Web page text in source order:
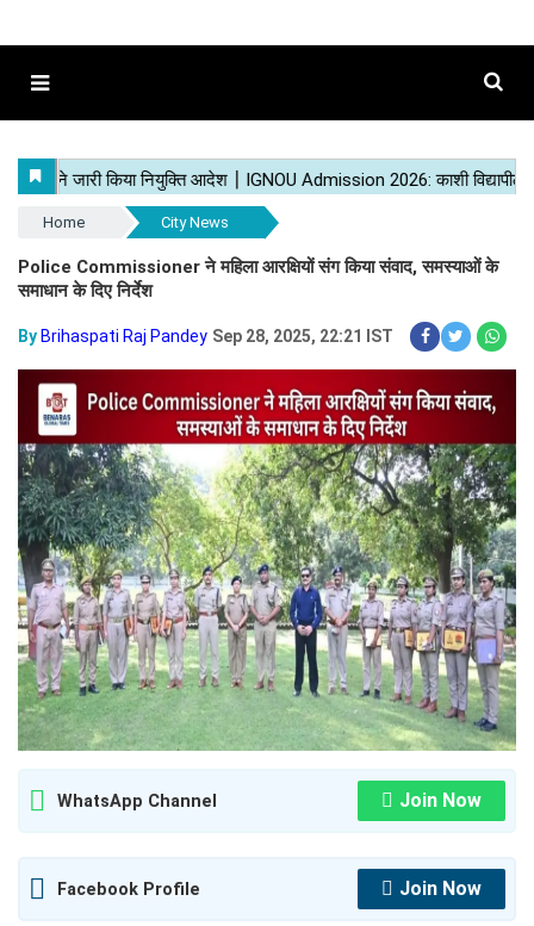
Home City News
Police Commissioner ने महिला आरक्षियों संग किया संवाद, समस्याओं के
समाधान के दिए निर्देश
By Brihaspati Raj Pandey Sep 28, 2025, 22:21 IST
WhatsApp Channel Join Now
Facebook Profile Join Now